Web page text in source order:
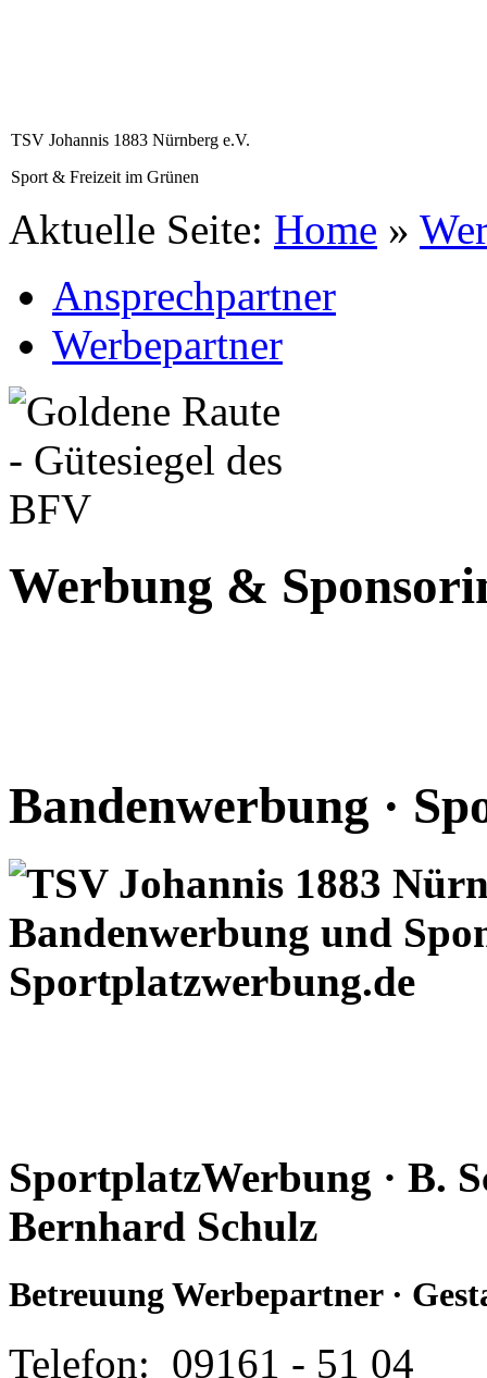
TSV Johannis 1883 Nürnberg e.V.
Sport & Freizeit im Grünen
Aktuelle Seite: Home »
Ansprechpartner
Werbepartner
Werbung &
Bandenwerbung ·
SportplatzWerbung · B.
Bernhard Schulz
Betreuung Werbepartner ·
Telefon: 09161 - 51 04